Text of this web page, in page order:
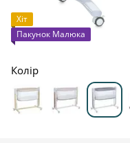
Хіт
Пакунок Малюка
Колір